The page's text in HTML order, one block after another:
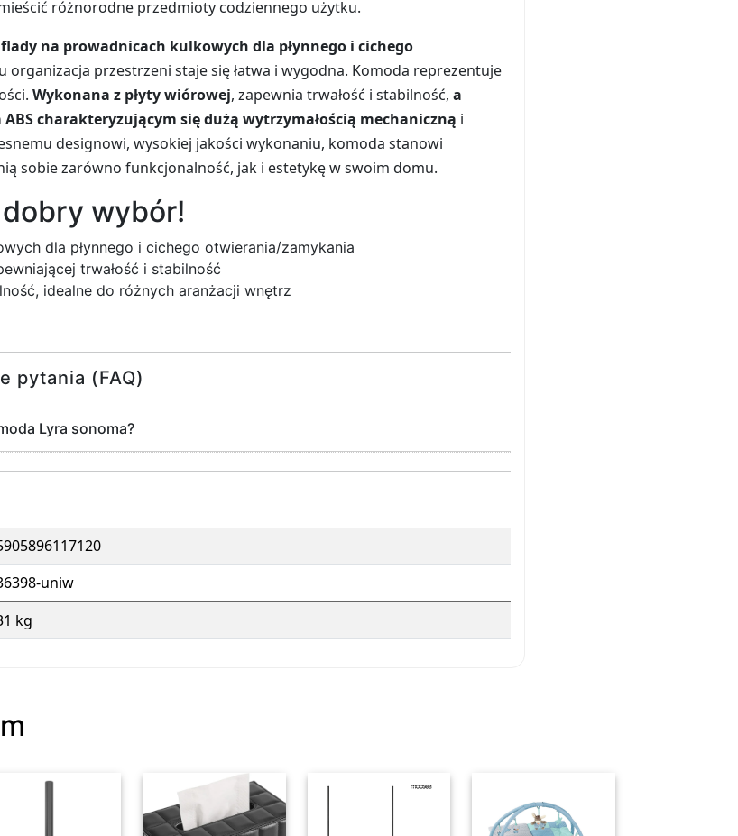
różnorodne przedmioty codziennego użytku.
na prowadnicach kulkowych dla płynnego i cichego
organizacja przestrzeni staje się łatwa i wygodna. Komoda reprezentuje
Wykonana z płyty wiórowej, zapewnia trwałość i stabilność, a
charakteryzującym się dużą wytrzymałością mechaniczną i
designowi, wysokiej jakości wykonaniu, komoda stanowi
sobie zarówno funkcjonalność, jak i estetykę w swoim domu.
wybór!
dla płynnego i cichego otwierania/zamykania
trwałość i stabilność
idealne do różnych aranżacji wnętrz
pytania (FAQ)
Lyra sonoma?
uniw
kg